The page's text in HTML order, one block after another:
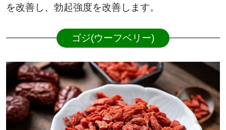
を改善し、勃起強度を改善します。
ゴジ(ウーフベリー)